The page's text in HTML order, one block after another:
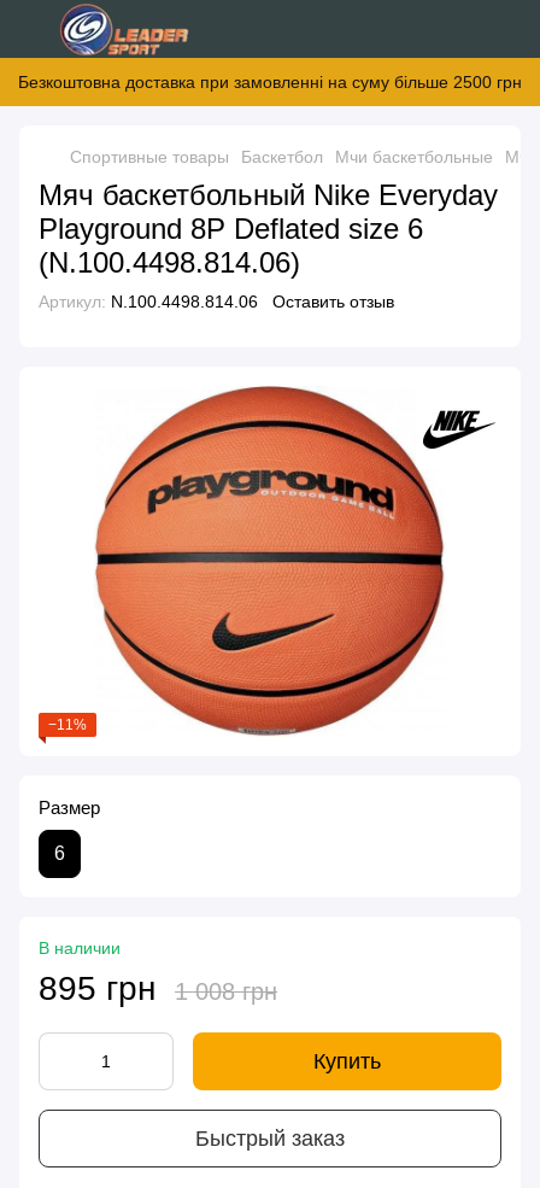
Безкоштовна доставка при замовленні на суму більше 2500 грн
Спортивные товары Баскетбол Мчи баскетбольные Мчи
Мяч баскетбольный Nike Everyday
Playground 8P Deflated size 6
(N.100.4498.814.06)
Артикул: N.100.4498.814.06 Оставить отзыв
−11%
Размер
6
В наличии
895 грн 1 008 грн
Купить
Быстрый заказ